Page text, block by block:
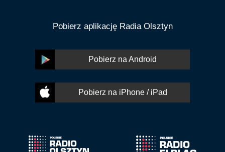
Pobierz aplikację Radia Olsztyn
Pobierz na Android
Pobierz na iPhone / iPad